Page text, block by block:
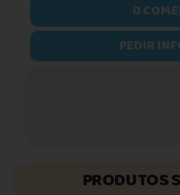
0
PEDIR
PRODUTOS